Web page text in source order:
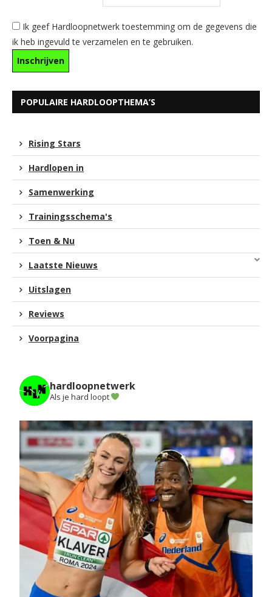
Ik geef Hardloopnetwerk toestemming om de gegevens die
ik heb ingevuld te verzamelen en te gebruiken.
POPULAIRE HARDLOOPTHEMA’S
Rising Stars
Hardlopen in
Samenwerking
Trainingsschema's
Toen & Nu
Laatste Nieuws
Uitslagen
Reviews
Voorpagina
hardloopnetwerk
Als je hard loopt